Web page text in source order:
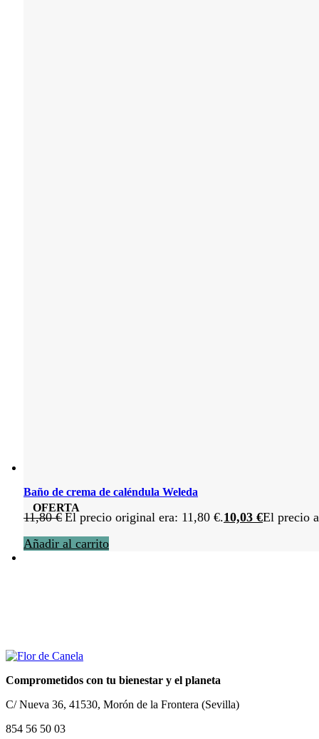
OFERTA
Baño de crema de caléndula Weleda
11,80€ El precio original era: 11,80 €.10,03 €El precio
Añadir al carrito
Comprometidos con tu bienestar y el planeta
C/ Nueva 36, 41530, Morón de la Frontera (Sevilla)
854 56 50 03